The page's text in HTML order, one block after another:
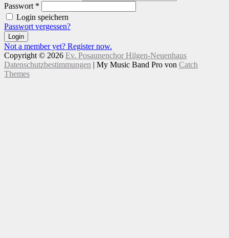
Passwort *
Login speichern
Passwort vergessen?
Login
Not a member yet? Register now.
Copyright © 2026 Ev. Posaunenchor Hilgen-Neuenhaus
Datenschutzbestimmungen | My Music Band Pro von Catch
Themes